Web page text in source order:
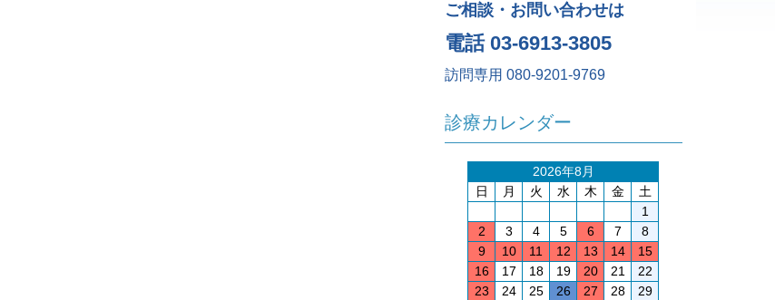
ご相談・お問い合わせは
電話 03-6913-3805
訪問専用 080-9201-9769
診療カレンダー
2026年8月
日
月 火 水 木 金
土
1
2
3 4 5 6 7
8
9
10 11 12 13 14
15
16
17 18 19 20 21
22
23
24 25 26 27 28
29